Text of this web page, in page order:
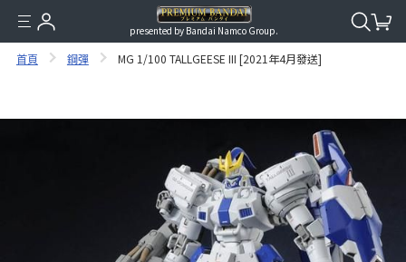
presented by Bandai Namco Group.
首頁 鋼彈 MG 1/100 TALLGEESE III [2021年4月發送]